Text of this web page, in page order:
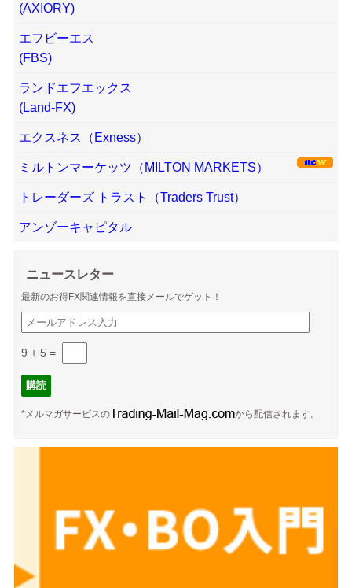
(AXIORY)
エフビーエス
(FBS)
ランドエフエックス
(Land-FX)
エクスネス（Exness）
ミルトンマーケッツ（MILTON MARKETS）
トレーダーズ トラスト（Traders Trust）
アンゾーキャピタル
ニュースレター
最新のお得FX関連情報を直接メールでゲット！
9 + 5 =
*メルマガサービスの から配信されます。